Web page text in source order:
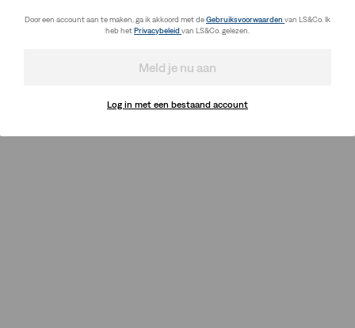
Door een account aan te maken, ga ik akkoord met deGebruiksvoorwaarden van LS&Co. Ik
heb hetPrivacybeleid van LS&Co. gelezen.
Meld je nu aan
Log in met een bestaand account